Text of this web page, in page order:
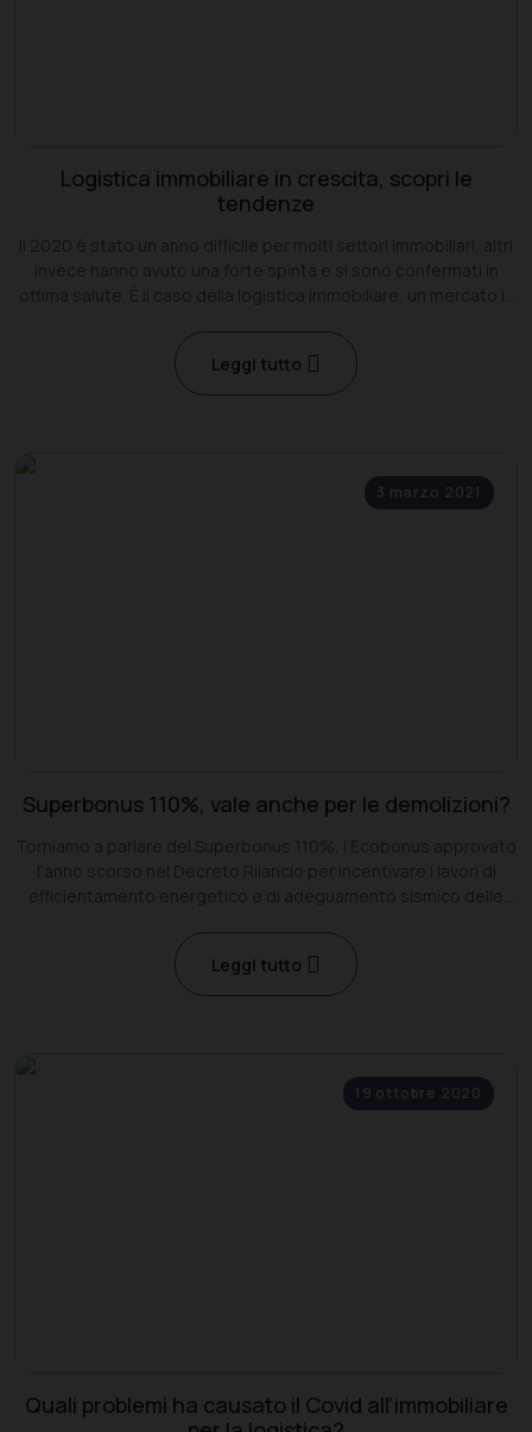
Logistica immobiliare in crescita, scopri le
tendenze
Il 2020 è stato un anno difficile per molti settori immobiliari, altri
invece hanno avuto una forte spinta e si sono confermati in
ottima salute. È il caso della logistica immobiliare, un mercato in
Leggi tutto
3 marzo 2021
Superbonus 110%, vale anche per le demolizioni?
Torniamo a parlare del Superbonus 110%, l’Ecobonus approvato
l’anno scorso nel Decreto Rilancio per incentivare i lavori di
efficientamento energetico e di adeguamento sismico delle
Leggi tutto
19 ottobre 2020
Quali problemi ha causato il Covid all’immobiliare